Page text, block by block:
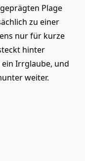
Plage
zu einer
nur für kurze
hinter
Irrglaube, und
weiter.